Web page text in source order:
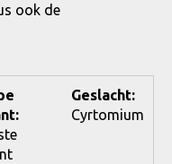
ook de
Geslacht:
Cyrtomium